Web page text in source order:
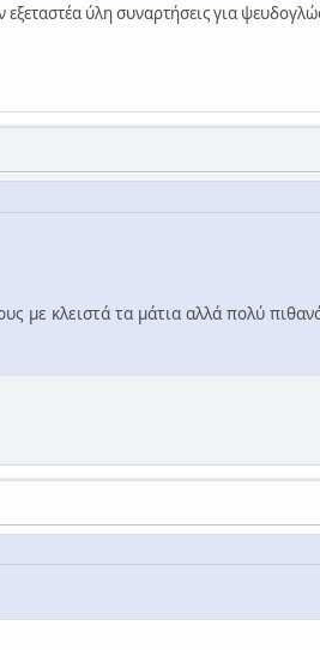
εξεταστέα ύλη συναρτήσεις για
με κλειστά τα μάτια αλλά πολύ